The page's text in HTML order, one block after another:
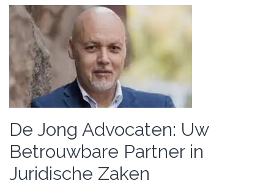
De Jong Advocaten: Uw
Betrouwbare Partner in
Juridische Zaken